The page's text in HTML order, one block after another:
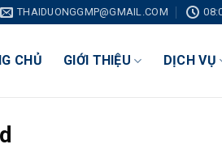
THAIDUONGGMP@GMAIL.COM
CHỦ GIỚI THIỆU DỊCH VỤ